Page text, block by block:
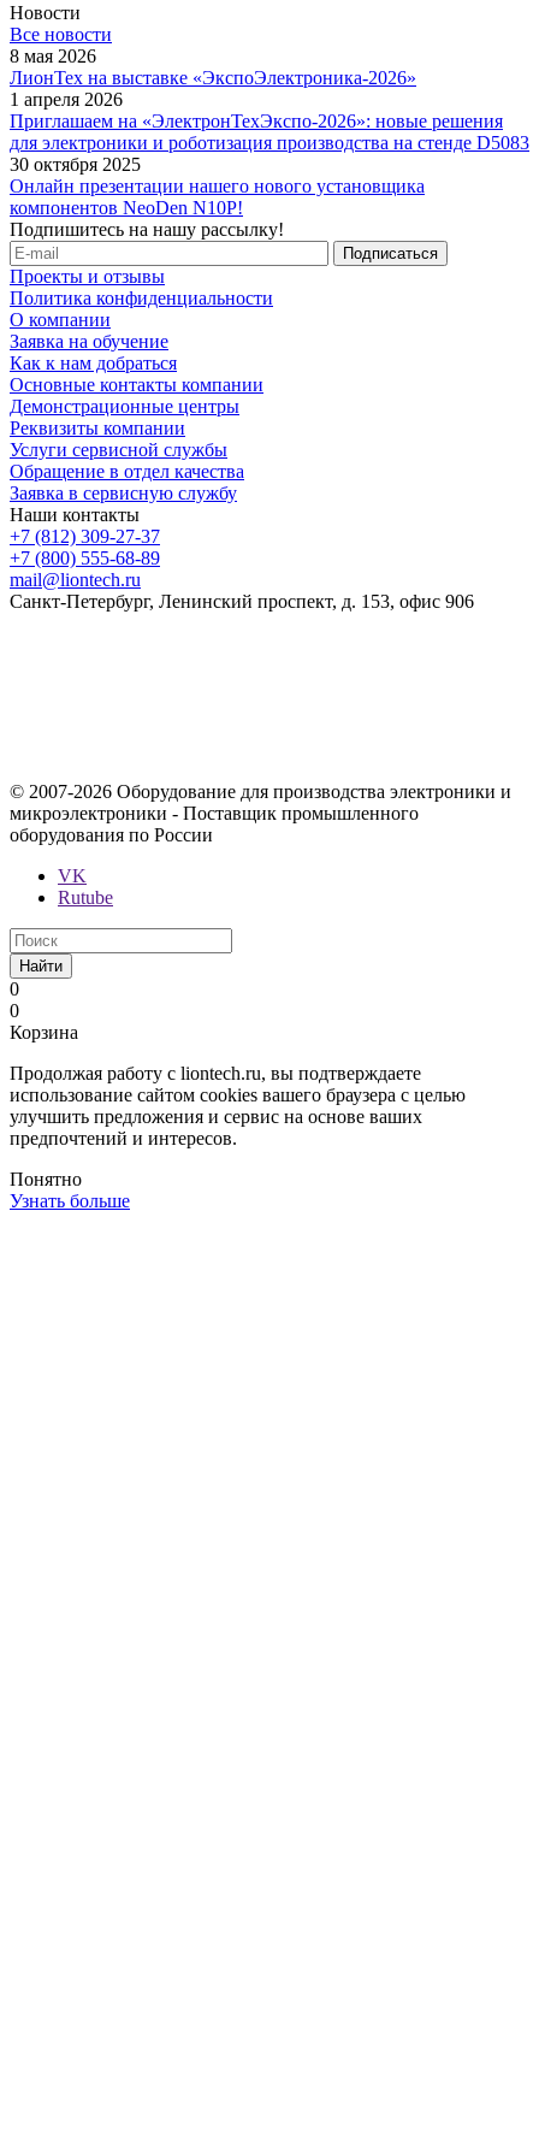
Новости
Все новости
8 мая 2026
ЛионТех на выставке «ЭкспоЭлектроника-2026»
1 апреля 2026
Приглашаем на «ЭлектронТехЭкспо-2026»: новые решения
для электроники и роботизация производства на стенде D5083
30 октября 2025
Онлайн презентации нашего нового установщика
компонентов NeoDen N10P!
Подпишитесь на нашу рассылку!
Проекты и отзывы
Политика конфиденциальности
О компании
Заявка на обучение
Как к нам добраться
Основные контакты компании
Демонстрационные центры
Реквизиты компании
Услуги сервисной службы
Обращение в отдел качества
Заявка в сервисную службу
Наши контакты
+7 (812) 309-27-37
+7 (800) 555-68-89
mail@liontech.ru
Санкт-Петербург, Ленинский проспект, д. 153, офис 906
© 2007-2026 Оборудование для производства электроники и
микроэлектроники - Поставщик промышленного
оборудования по России
VK
Rutube
Найти
0
0
Корзина
Продолжая работу с liontech.ru, вы подтверждаете
использование сайтом cookies вашего браузера с целью
улучшить предложения и сервис на основе ваших
предпочтений и интересов.
Понятно
Узнать больше